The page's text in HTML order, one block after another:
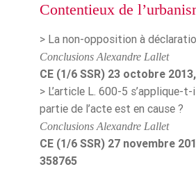
Contentieux de
> La non-opposition à
Conclusions Alexandre Lallet
CE (1/6 SSR) 23 octobre
> L’article L. 600-5 s’applique-
partie de l’acte est en cause ?
Conclusions Alexandre Lallet
CE (1/6 SSR) 27 novembre
358765